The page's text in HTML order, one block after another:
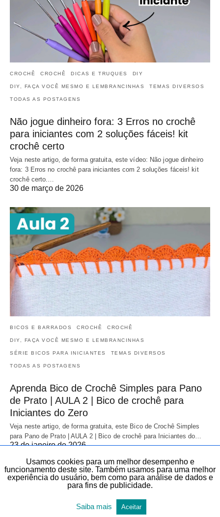
CROCHÊ CROCHÊ DICAS E TRUQUES DIY
DIY, FAÇA VOCÊ MESMO E LEMBRANCINHAS TEMAS DIVERSOS
TODAS AS POSTAGENS
Não jogue dinheiro fora: 3 Erros no crochê
para iniciantes com 2 soluções fáceis! kit
crochê certo
Veja neste artigo, de forma gratuita, este vídeo: Não jogue dinheiro
fora: 3 Erros no crochê para iniciantes com 2 soluções fáceis! kit
crochê certo.…
30 de março de 2026
BICOS E BARRADOS CROCHÊ CROCHÊ
DIY, FAÇA VOCÊ MESMO E LEMBRANCINHAS
SÉRIE BICOS PARA INICIANTES TEMAS DIVERSOS
TODAS AS POSTAGENS
Aprenda Bico de Crochê Simples para Pano
de Prato | AULA 2 | Bico de crochê para
Iniciantes do Zero
Veja neste artigo, de forma gratuita, este Bico de Crochê Simples
para Pano de Prato | AULA 2 | Bico de crochê para Iniciantes do…
23 de janeiro de 2026
Usamos cookies para um melhor desempenho e
funcionamento deste site. Também usamos para uma melhor
experiência do usuário, bem como para análise de dados e
para fins de publicidade.
Saiba mais Aceitar